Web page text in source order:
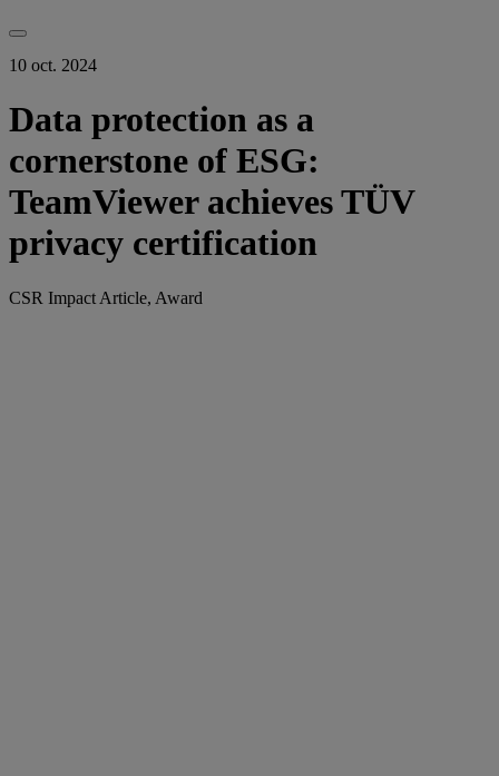
10 oct. 2024
Data protection as a
cornerstone of ESG:
TeamViewer achieves TÜV
privacy certification
CSR Impact Article, Award